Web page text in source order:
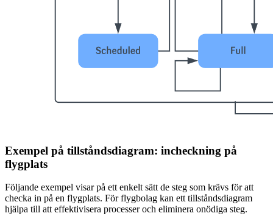
Exempel på tillståndsdiagram: incheckning på
flygplats
Följande exempel visar på ett enkelt sätt de steg som krävs för att
checka in på en flygplats. För flygbolag kan ett tillståndsdiagram
hjälpa till att effektivisera processer och eliminera onödiga steg.